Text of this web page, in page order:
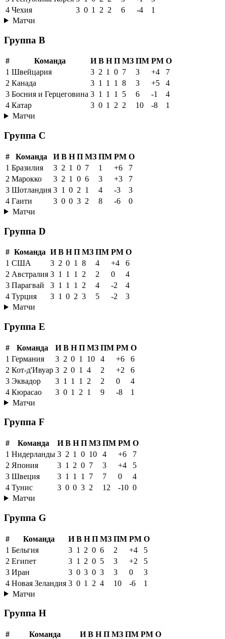
4 Чехия 3 0 1 2 2 6 -4
1
Матчи
Группа B
# Команда И В Н П МЗ ПМ РМ О
1 Швейцария 3 2 1 0 7 3 +4
7
2 Канада 3 1 1 1 8 3 +5
4
3 Босния и Герцеговина 3 1 1 1 5 6 -1
4
4 Катар 3 0 1 2 2 10 -8
1
Матчи
Группа C
# Команда И В Н П МЗ ПМ РМ О
1 Бразилия 3 2 1 0 7 1 +6
7
2 Марокко 3 2 1 0 6 3 +3
7
3 Шотландия 3 1 0 2 1 4 -3
3
4 Гаити 3 0 0 3 2 8 -6
0
Матчи
Группа D
# Команда И В Н П МЗ ПМ РМ О
1 США 3 2 0 1 8 4 +4
6
2 Австралия 3 1 1 1 2 2 0
4
3 Парагвай 3 1 1 1 2 4 -2
4
4 Турция 3 1 0 2 3 5 -2
3
Матчи
Группа E
# Команда И В Н П МЗ ПМ РМ О
1 Германия 3 2 0 1 10 4 +6
6
2 Кот-д'Ивуар 3 2 0 1 4 2 +2
6
3 Эквадор 3 1 1 1 2 2 0
4
4 Кюрасао 3 0 1 2 1 9 -8
1
Матчи
Группа F
# Команда И В Н П МЗ ПМ РМ О
1 Нидерланды 3 2 1 0 10 4 +6
7
2 Япония 3 1 2 0 7 3 +4
5
3 Швеция 3 1 1 1 7 7 0
4
4 Тунис 3 0 0 3 2 12 -10 0
Матчи
Группа G
# Команда И В Н П МЗ ПМ РМ О
1 Бельгия 3 1 2 0 6 2 +4
5
2 Египет 3 1 2 0 5 3 +2
5
3 Иран 3 0 3 0 3 3 0
3
4 Новая Зеландия 3 0 1 2 4 10 -6
1
Матчи
Группа H
# Команда И В Н П МЗ ПМ РМ О